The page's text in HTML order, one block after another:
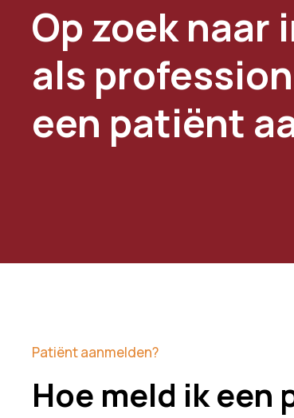
Op zoek naar
als
een patiënt
Patiënt aanmelden?
Hoe meld ik een